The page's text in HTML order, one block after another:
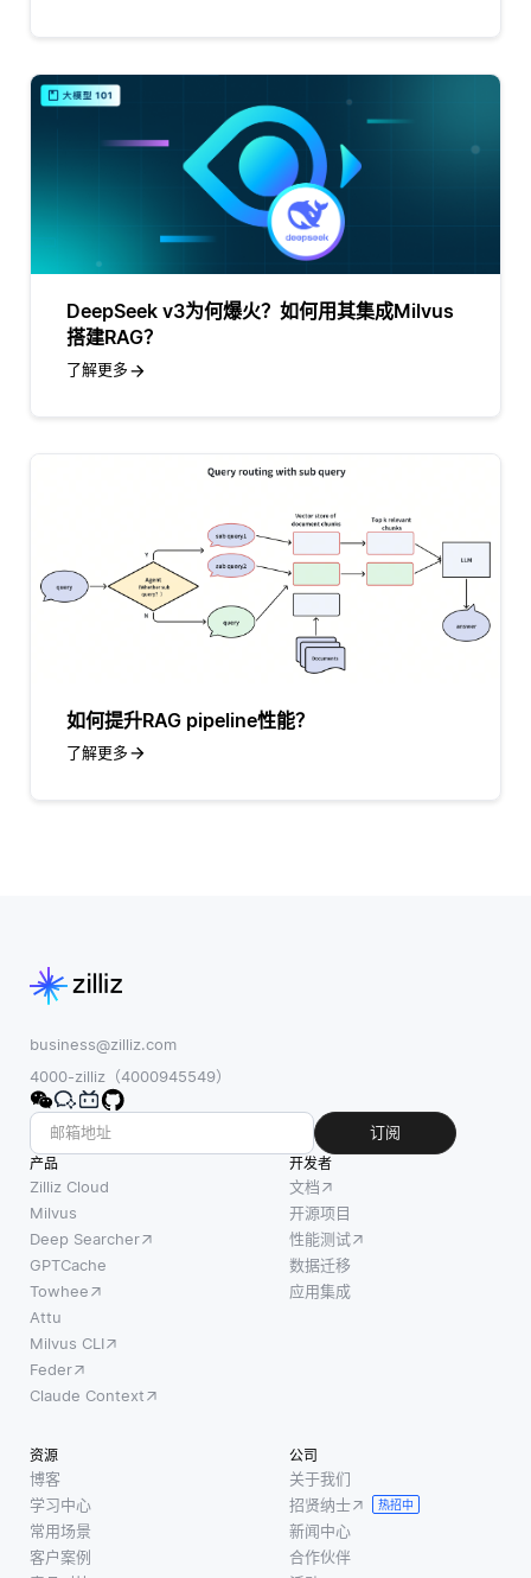
DeepSeek v3为何爆火？如何用其集成Milvus
搭建RAG？
了解更多
如何提升RAG pipeline性能？
了解更多
business@zilliz.com
4000-zilliz（4000945549）
订阅
产品
Zilliz Cloud
Milvus
Deep Searcher
GPTCache
Towhee
Attu
Milvus CLI
Feder
Claude Context
开发者
文档
开源项目
性能测试
数据迁移
应用集成
资源
博客
学习中心
常用场景
客户案例
公司
关于我们
招贤纳士
热招中
新闻中心
合作伙伴